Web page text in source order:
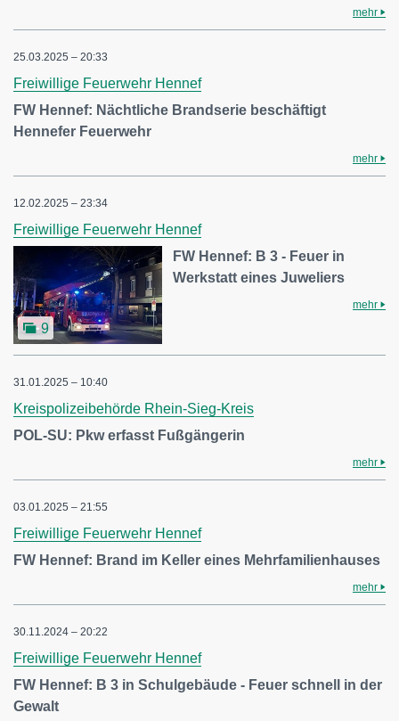
mehr
25.03.2025 – 20:33
Freiwillige Feuerwehr Hennef
FW Hennef: Nächtliche Brandserie beschäftigt
Hennefer Feuerwehr
mehr
12.02.2025 – 23:34
Freiwillige Feuerwehr Hennef
9
FW Hennef: B 3 - Feuer in
Werkstatt eines Juweliers
mehr
31.01.2025 – 10:40
Kreispolizeibehörde Rhein-Sieg-Kreis
POL-SU: Pkw erfasst Fußgängerin
mehr
03.01.2025 – 21:55
Freiwillige Feuerwehr Hennef
FW Hennef: Brand im Keller eines Mehrfamilienhauses
mehr
30.11.2024 – 20:22
Freiwillige Feuerwehr Hennef
FW Hennef: B 3 in Schulgebäude - Feuer schnell in der
Gewalt